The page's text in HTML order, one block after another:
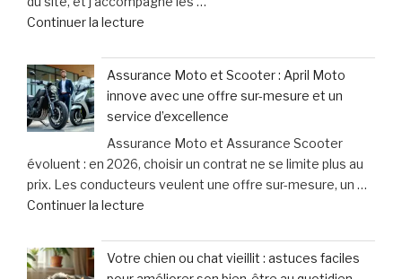
titube
que
15
minutes
Continuer la lecture
:
découvrez
les
erreurs
fréquentes
à
éviter
Assurance Moto et Scooter : April Moto
innove avec une offre sur-mesure et un
service d’excellence
Assurance Moto et Assurance Scooter
évoluent : en 2026, choisir un contrat ne se limite plus au
prix. Les conducteurs veulent une offre sur-mesure, un …
Continuer la lecture
Moto
et
Votre chien ou chat vieillit : astuces faciles